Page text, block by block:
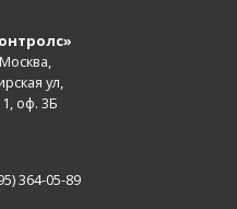
ул,
1, оф. 3Б
364-05-89